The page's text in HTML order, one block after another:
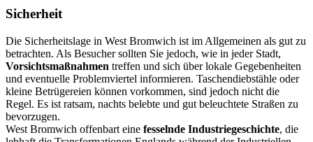
Sicherheit
Die Sicherheitslage in West Bromwich ist im Allgemeinen als gut zu
betrachten. Als Besucher sollten Sie jedoch, wie in jeder Stadt,
Vorsichtsmaßnahmen treffen und sich über lokale Gegebenheiten
und eventuelle Problemviertel informieren. Taschendiebstähle oder
kleine Betrügereien können vorkommen, sind jedoch nicht die
Regel. Es ist ratsam, nachts belebte und gut beleuchtete Straßen zu
bevorzugen.
West Bromwich offenbart eine fesselnde Industriegeschichte, die